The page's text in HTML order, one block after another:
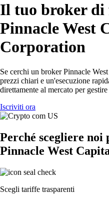
Il tuo broker di
Pinnacle West
Corporation
Se cerchi un broker Pinnacle
prezzi chiari e un'esecuzione
direttamente al mercato per
Iscriviti ora
Perché scegliere
Pinnacle West
Scegli tariffe trasparenti